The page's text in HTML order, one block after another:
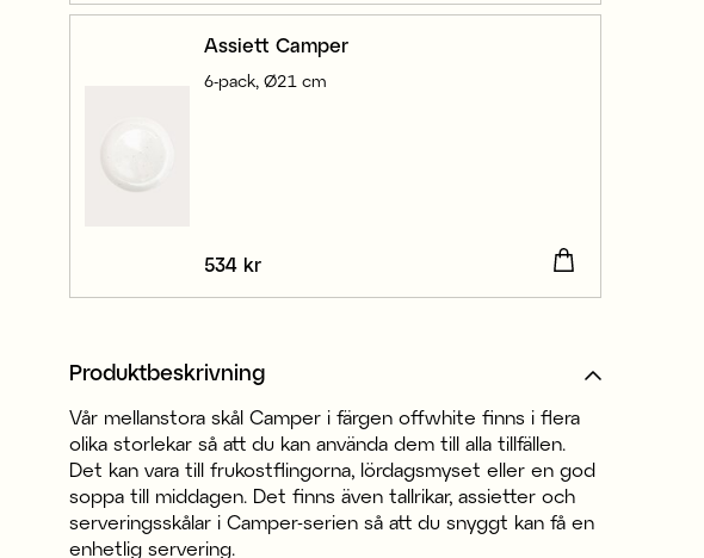
Assiett Camper
6-pack, Ø21 cm
Pris :534 kr
534 kr
Produktbeskrivning
Vår mellanstora skål Camper i färgen offwhite finns i flera
olika storlekar så att du kan använda dem till alla tillfällen.
Det kan vara till frukostflingorna, lördagsmyset eller en god
soppa till middagen. Det finns även tallrikar, assietter och
serveringsskålar i Camper-serien så att du snyggt kan få en
enhetlig servering.